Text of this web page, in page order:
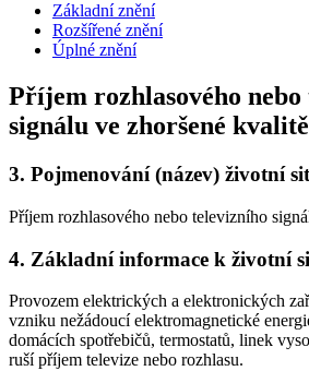
Základní znění
Rozšířené znění
Úplné znění
Příjem rozhlasového
signálu ve zhoršené kvalitě
3. Pojmenování (název) životní
Příjem rozhlasového nebo televizního
4. Základní informace k životní
Provozem elektrických a elektronických
vzniku nežádoucí elektromagnetické
domácích spotřebičů, termostatů, linek
ruší příjem televize nebo rozhlasu.